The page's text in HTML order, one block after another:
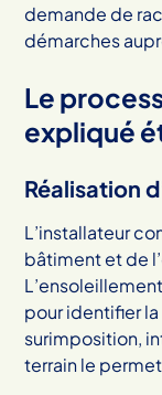
demande de
démarches
Le
expliqué
Réalisation
L’installateur
bâtiment et de
pour identifier
surimposition,
terrain le